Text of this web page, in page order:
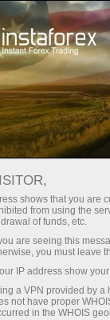
shows that you are
from using the
of funds, etc.
are seeing this
you must leave
IP address show
a VPN provided by
not have proper
in the WHOIS